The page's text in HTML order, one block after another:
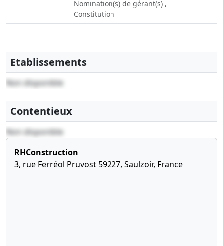
Nomination(s) de gérant(s) ,
Constitution
Etablissements
Non disponible
Contentieux
Non disponible
RHConstruction
3, rue Ferréol Pruvost 59227, Saulzoir, France